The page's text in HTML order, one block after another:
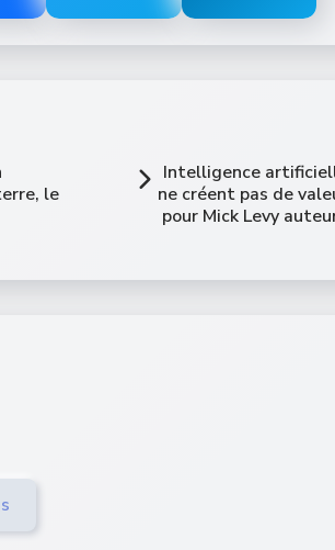
le
Intelligence
ne créent pas de
pour Mick Levy